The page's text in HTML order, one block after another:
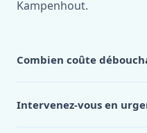
Kampenhout.
Combien coûte
Kampenhout, appelez le
Intervenez-vous en